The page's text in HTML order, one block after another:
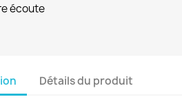
écoute
Détails du produit